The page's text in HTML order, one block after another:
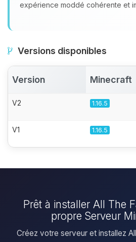
expérience moddé cohérente et
Versions disponibles
Version Minecraft
V2 1.16.5
V1 1.16.5
Prêt à installer All The
propre Serveur
Créez votre serveur et installez